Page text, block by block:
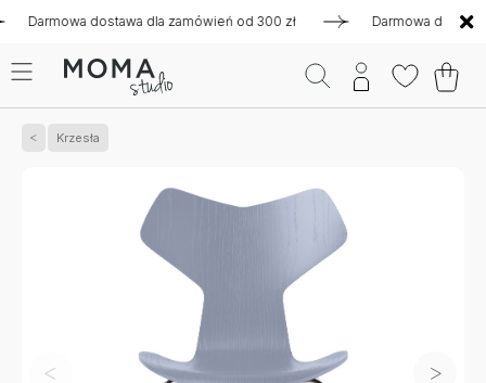
dostawa dla zamówień od 300 zł Darmowa dostawa dla
Krzesła